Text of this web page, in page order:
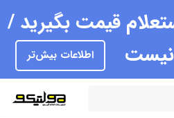
قیمت بگیرید /
نیست
اطلاعات بیش‌تر